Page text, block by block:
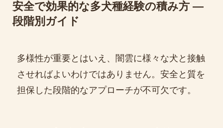
安全で効果的な多犬種経験の積み方 ―
段階別ガイド
多様性が重要とはいえ、闇雲に様々な犬と接触
させればよいわけではありません。安全と質を
担保した段階的なアプローチが不可欠です。